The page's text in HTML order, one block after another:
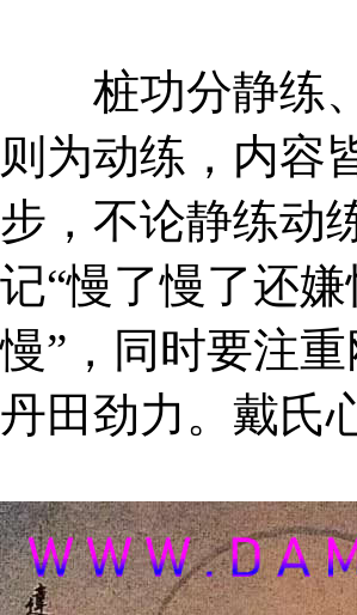
桩功分静练、
则为动练，内容
步，不论静练动
记“慢了慢了还
慢”，同时要注
丹田劲力。戴氏